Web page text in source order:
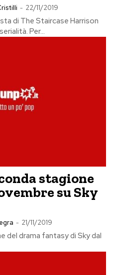
- 22/11/2019
di The Staircase Harrison
Per...
stagione
su Sky
- 21/11/2019
del drama fantasy di Sky dal